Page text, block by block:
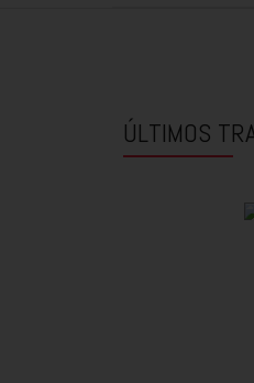
ÚLTIMOS